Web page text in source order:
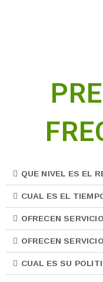
QUE NIVEL ES EL
CUAL ES EL
OFRECEN
OFRECEN
CUAL ES SU